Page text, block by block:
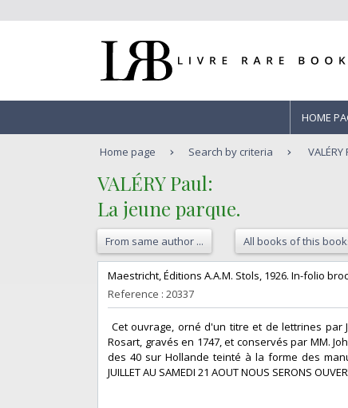
HOME
Home page Search by criteria
‎VALÉRY Paul:‎
‎La jeune parque.‎
From same author ... All books of this
‎Maestricht, Éditions A.A.M. Stols, 1926. In-folio
Reference : 20337
Cet ouvrage, orné d'un titre et de lettrines par
Rosart, gravés en 1747, et conservés par MM.
des 40 sur Hollande teinté à la forme des
JUILLET AU SAMEDI 21 AOUT NOUS SERONS